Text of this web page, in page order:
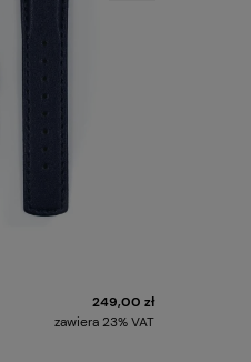
249,00 zł
zawiera 23% VAT